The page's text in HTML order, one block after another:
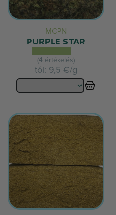
MCPN
PURPLE STAR
(4 értékelés)
tól: 9,5 €/g